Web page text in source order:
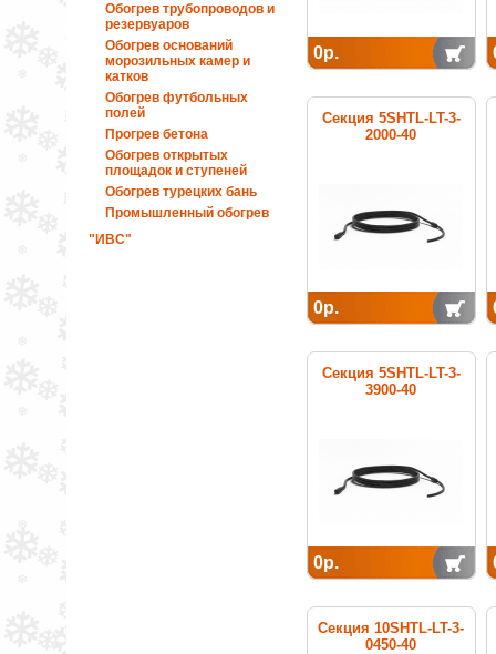
Обогрев трубопроводов и
резервуаров
Обогрев оснований
морозильных камер и
катков
Обогрев футбольных
полей
Прогрев бетона
Обогрев открытых
площадок и ступеней
Обогрев турецких бань
Промышленный обогрев
"ИВС"
0р.
Секция 5SHTL-LT-3-
2000-40
0р.
Секция 5SHTL-LT-3-
3900-40
0р.
Секция 10SHTL-LT-3-
0450-40